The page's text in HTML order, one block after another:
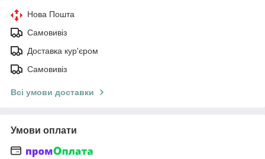
Нова Пошта
Самовивіз
Доставка кур'єром
Самовивіз
Всі умови доставки
Умови оплати